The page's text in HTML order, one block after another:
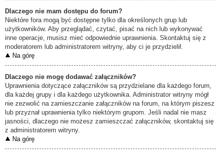
Dlaczego nie mam dostępu do forum?
Niektóre fora mogą być dostępne tylko dla określonych grup lub
użytkowników. Aby przeglądać, czytać, pisać na nich lub wykonywać
inne operacje, musisz mieć odpowiednie uprawnienia. Skontaktuj się z
moderatorem lub administratorem witryny, aby ci je przydzielił.
Na górę
Dlaczego nie mogę dodawać załączników?
Uprawnienia dotyczące załączników są przydzielane dla każdego forum,
dla każdej grupy i dla każdego użytkownika. Administrator witryny mógł
nie zezwolić na zamieszczanie załączników na forum, na którym piszesz
lub przyznał uprawnienia tylko niektórym grupom. Jeśli nadal nie masz
jasności, dlaczego nie możesz zamieszczać załączników, skontaktuj się
z administratorem witryny.
Na górę